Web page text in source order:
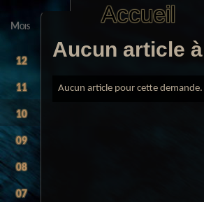
Aucun article
Aucun article pour cette demande.
Accueil
Mois
12
11
10
09
08
07